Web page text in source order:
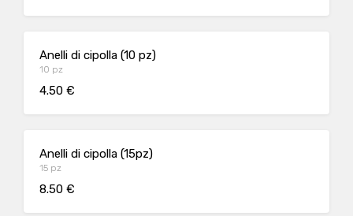
Anelli di cipolla (10 pz)
10 pz
4.50 €
Anelli di cipolla (15pz)
15 pz
8.50 €